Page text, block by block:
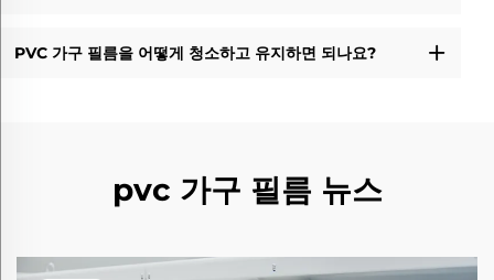
PVC 가구 필름을 어떻게 청소하고 유지하면 되나요?
pvc 가구 필름 뉴스